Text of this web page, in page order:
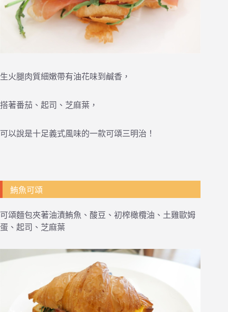
生火腿肉質細嫩帶有油花味到鹹香，
搭著番茄、起司、芝麻葉，
可以說是十足義式風味的一款可頌三明治！
鮪魚可頌
可頌麵包夾著油漬鮪魚、酸豆、初榨橄欖油、土雞歐姆
蛋、起司、芝麻葉